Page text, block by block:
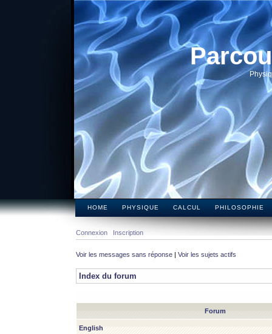
HOME PHYSIQUE CALCUL PHILOSOPHIE
Connexion Inscription
Voir les messages sans réponse | Voir les sujets actifs
Index du forum
Forum
English